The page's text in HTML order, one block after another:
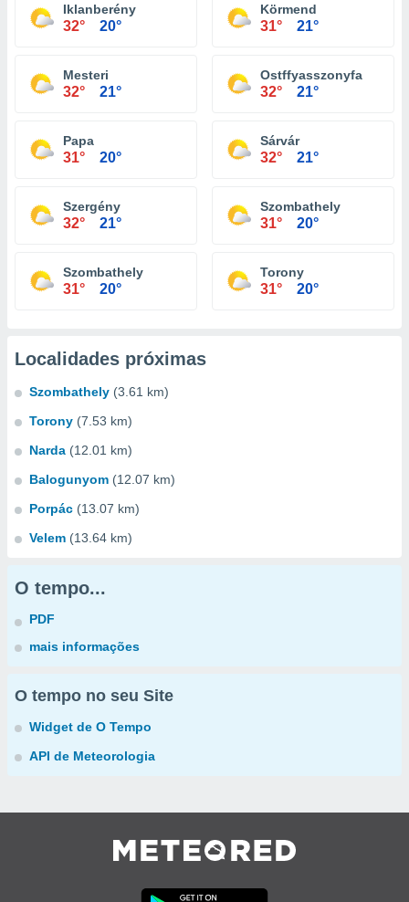
Iklanberény
32° 20°
Körmend
31° 21°
Mesteri
32° 21°
Ostffyasszonyfa
32° 21°
Papa
31° 20°
Sárvár
32° 21°
Szergény
32° 21°
Szombathely
31° 20°
Szombathely
31° 20°
Torony
31° 20°
Localidades próximas
Szombathely (3.61 km)
Torony (7.53 km)
Narda (12.01 km)
Balogunyom (12.07 km)
Porpác (13.07 km)
Velem (13.64 km)
O tempo...
PDF
mais informações
O tempo no seu Site
Widget de O Tempo
API de Meteorologia